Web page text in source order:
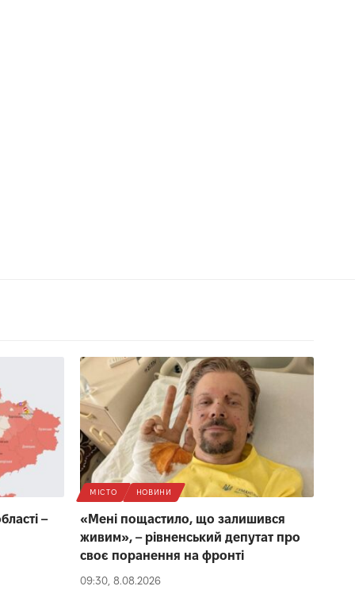
–
МІСТО НОВИНИ
«Мені пощастило, що залишився
живим», – рівненський депутат про
своє поранення на фронті
09:30, 8.08.2026